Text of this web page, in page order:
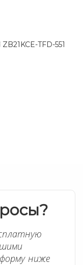
TFD-551
ниже